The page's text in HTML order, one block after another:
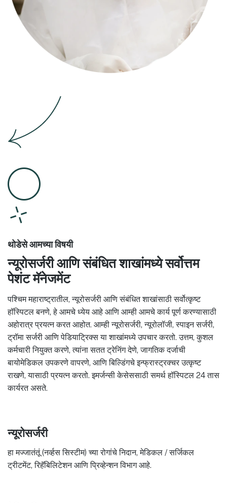
थोडेसे आमच्या विषयी
न्यूरोसर्जरी आणि संबंधित शाखांमध्ये सर्वोत्तम
पेशंट मॅनेजमेंट
पश्चिम महाराष्ट्रातील, न्यूरोसर्जरी आणि संबंधित शाखांसाठी सर्वोत्कृष्ट
हॉस्पिटल बनणे, हे आमचे ध्येय आहे आणि आम्ही आमचे कार्य पूर्ण करण्यासाठी
अहोरात्र प्रयत्न करत आहोत. आम्ही न्यूरोसर्जरी, न्यूरोलॉजी, स्पाइन सर्जरी,
ट्रॉमा सर्जरी आणि पेडियाट्रिक्स या शाखांमध्ये उपचार करतो. उत्तम, कुशल
कर्मचारी नियुक्त करणे, त्यांना सतत ट्रेनिंग देणे, जागतिक दर्जाची
बायोमेडिकल उपकरणे वापरणे, आणि बिल्डिंगचे इन्फ्रास्ट्रक्चर उत्कृष्ट
राखणे, यासाठी प्रयत्न करतो. इमर्जन्सी केसेससाठी समर्थ हॉस्पिटल 24 तास
कार्यरत असते.
न्यूरोसर्जरी
हा मज्जातंतूं (नर्व्हस सिस्टीम) च्या रोगांचे निदान, मेडिकल / सर्जिकल
ट्रीटमेंट, रिहॅबिलिटेशन आणि प्रिव्हेन्शन विभाग आहे.